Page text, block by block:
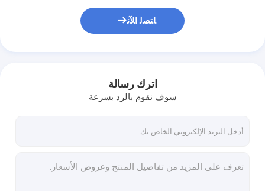
ﺎﺘﺼﻟ ﺍﻶﻧ
اترك رسالة
سوف نقوم بالرد بسرعة